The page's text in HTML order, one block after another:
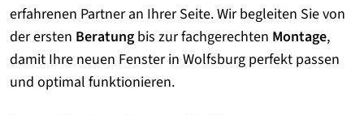
erfahrenen Partner an Ihrer Seite. Wir begleiten Sie von
der ersten Beratung bis zur fachgerechten Montage,
damit Ihre neuen Fenster in Wolfsburg perfekt passen
und optimal funktionieren.